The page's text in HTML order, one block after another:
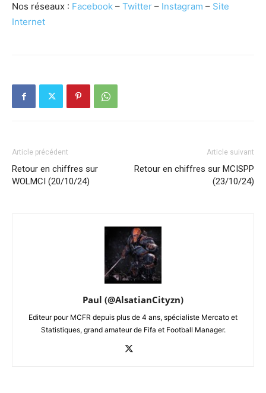
Nos réseaux : Facebook – Twitter – Instagram – Site
Internet
Article précédent
Retour en chiffres sur
WOLMCI (20/10/24)
Article suivant
Retour en chiffres sur MCISPP
(23/10/24)
Paul (@AlsatianCityzn)
Editeur pour MCFR depuis plus de 4 ans, spécialiste Mercato et
Statistiques, grand amateur de Fifa et Football Manager.